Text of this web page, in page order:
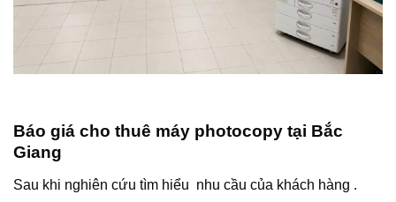
Báo giá cho thuê máy photocopy tại Bắc
Giang
Sau khi nghiên cứu tìm hiểu nhu cầu của khách hàng .